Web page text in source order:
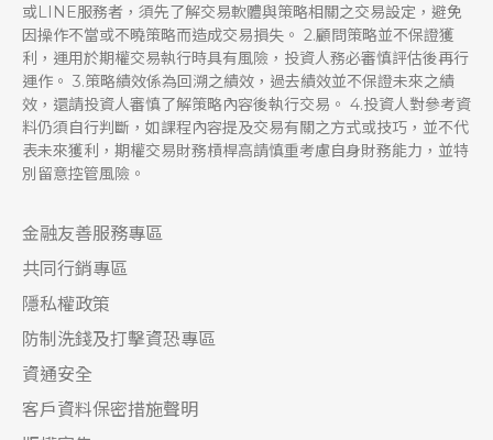
或LINE服務者，須先了解交易軟體與策略相關之交易設定，避免
因操作不當或不曉策略而造成交易損失。 2.顧問策略並不保證獲
利，運用於期權交易執行時具有風險，投資人務必審慎評估後再行
運作。 3.策略績效係為回溯之績效，過去績效並不保證未來之績
效，還請投資人審慎了解策略內容後執行交易。 4.投資人對參考資
料仍須自行判斷，如課程內容提及交易有關之方式或技巧，並不代
表未來獲利，期權交易財務槓桿高請慎重考慮自身財務能力，並特
別留意控管風險。
金融友善服務專區
共同行銷專區
隱私權政策
防制洗錢及打擊資恐專區
資通安全
客戶資料保密措施聲明